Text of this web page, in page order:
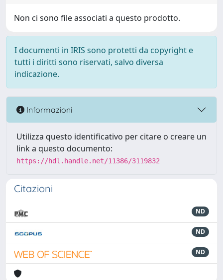
Non ci sono file associati a questo prodotto.
I documenti in IRIS sono protetti da copyright e
tutti i diritti sono riservati, salvo diversa
indicazione.
Informazioni
Utilizza questo identificativo per citare o creare un
link a questo documento:
https://hdl.handle.net/11386/3119832
Citazioni
ND
ND
ND